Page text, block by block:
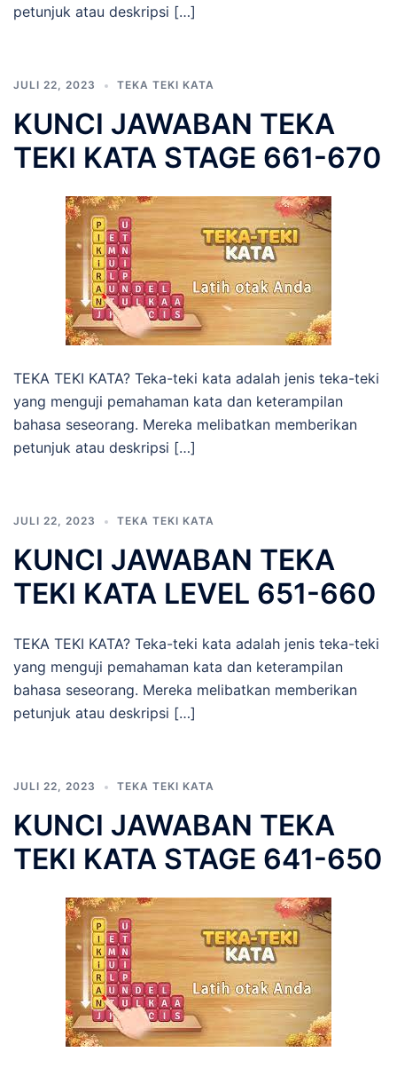
petunjuk atau deskripsi […]
JULI 22, 2023 TEKA TEKI KATA
KUNCI JAWABAN TEKA
TEKI KATA STAGE 661-670
TEKA TEKI KATA? Teka-teki kata adalah jenis teka-teki
yang menguji pemahaman kata dan keterampilan
bahasa seseorang. Mereka melibatkan memberikan
petunjuk atau deskripsi […]
JULI 22, 2023 TEKA TEKI KATA
KUNCI JAWABAN TEKA
TEKI KATA LEVEL 651-660
TEKA TEKI KATA? Teka-teki kata adalah jenis teka-teki
yang menguji pemahaman kata dan keterampilan
bahasa seseorang. Mereka melibatkan memberikan
petunjuk atau deskripsi […]
JULI 22, 2023 TEKA TEKI KATA
KUNCI JAWABAN TEKA
TEKI KATA STAGE 641-650